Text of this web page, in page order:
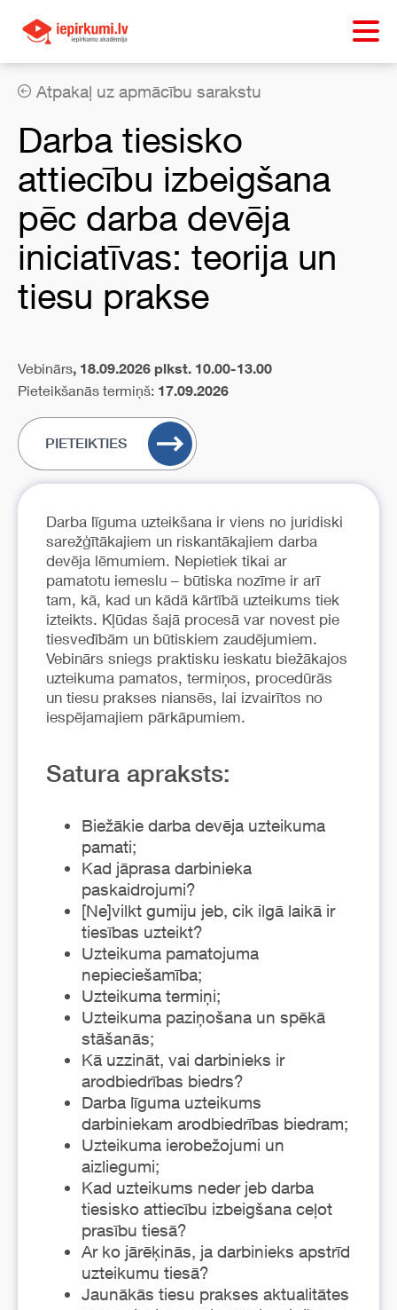
Atpakaļ uz apmācību sarakstu
Darba tiesisko
attiecību izbeigšana
pēc darba devēja
iniciatīvas: teorija un
tiesu prakse
Vebinārs, 18.09.2026 plkst. 10.00-13.00
Pieteikšanās termiņš: 17.09.2026
PIETEIKTIES
Darba līguma uzteikšana ir viens no juridiski
sarežģītākajiem un riskantākajiem darba
devēja lēmumiem. Nepietiek tikai ar
pamatotu iemeslu – būtiska nozīme ir arī
tam, kā, kad un kādā kārtībā uzteikums tiek
izteikts. Kļūdas šajā procesā var novest pie
tiesvedībām un būtiskiem zaudējumiem.
Vebinārs sniegs praktisku ieskatu biežākajos
uzteikuma pamatos, termiņos, procedūrās
un tiesu prakses niansēs, lai izvairītos no
iespējamajiem pārkāpumiem.
Satura apraksts:
Biežākie darba devēja uzteikuma
pamati;
Kad jāprasa darbinieka
paskaidrojumi?
[Ne]vilkt gumiju jeb, cik ilgā laikā ir
tiesības uzteikt?
Uzteikuma pamatojuma
nepieciešamība;
Uzteikuma termiņi;
Uzteikuma paziņošana un spēkā
stāšanās;
Kā uzzināt, vai darbinieks ir
arodbiedrības biedrs?
Darba līguma uzteikums
darbiniekam arodbiedrības biedram;
Uzteikuma ierobežojumi un
aizliegumi;
Kad uzteikums neder jeb darba
tiesisko attiecību izbeigšana ceļot
prasību tiesā?
Ar ko jārēķinās, ja darbinieks apstrīd
uzteikumu tiesā?
Jaunākās tiesu prakses aktualitātes